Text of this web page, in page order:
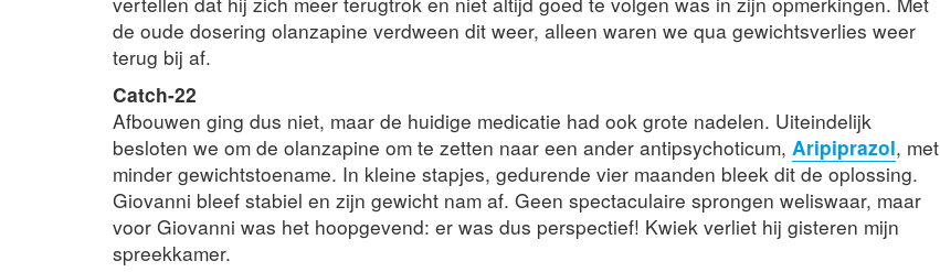
de oude dosering olanzapine verdween dit weer, alleen waren we qua gewichtsverlies weer
terug bij af.
Catch-22
Afbouwen ging dus niet, maar de huidige medicatie had ook grote nadelen. Uiteindelijk
besloten we om de olanzapine om te zetten naar een ander antipsychoticum, Aripiprazol, met
minder gewichtstoename. In kleine stapjes, gedurende vier maanden bleek dit de oplossing.
Giovanni bleef stabiel en zijn gewicht nam af. Geen spectaculaire sprongen weliswaar, maar
voor Giovanni was het hoopgevend: er was dus perspectief! Kwiek verliet hij gisteren mijn
spreekkamer.